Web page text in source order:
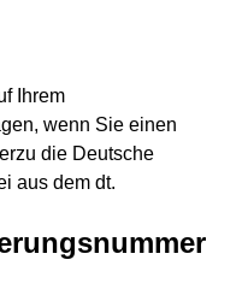
Ihrem
wenn Sie einen
die Deutsche
aus dem dt.